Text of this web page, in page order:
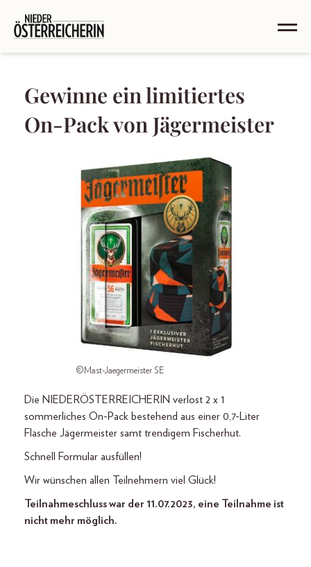
Gewinne ein limitiertes
On-Pack von Jägermeister
©Mast-Jaegermeister SE
Die NIEDERÖSTERREICHERIN verlost 2 x 1
sommerliches On-Pack bestehend aus einer 0,7-Liter
Flasche Jägermeister samt trendigem Fischerhut.
Schnell Formular ausfüllen!
Wir wünschen allen Teilnehmern viel Glück!
Teilnahmeschluss war der 11.07.2023, eine Teilnahme ist
nicht mehr möglich.